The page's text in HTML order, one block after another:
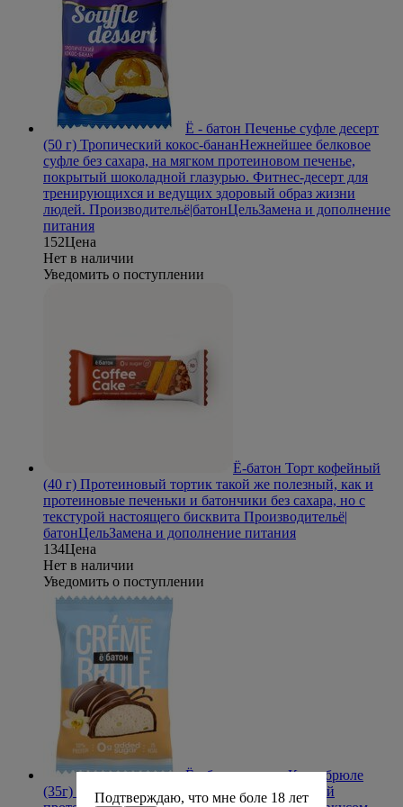
Ё - батон Печенье суфле десерт
(50 г) Тропический кокос-бананНежнейшее белковое
суфле без сахара, на мягком протеиновом печенье,
покрытый шоколадной глазурью. Фитнес-десерт для
тренирующихся и ведущих здоровый образ жизни
людей. Производительё|батонЦельЗамена и дополнение
питания
152Цена
Нет в наличии
Уведомить о поступлении
Ё-батон Торт кофейный
(40 г) Протеиновый тортик такой же полезный, как и
протеиновые печеньки и батончики без сахара, но с
текстурой настоящего бисквита Производительё|
батонЦельЗамена и дополнение питания
134Цена
Нет в наличии
Уведомить о поступлении
Ё - батон десерт Крем-брюле
(35г) Ваниль
Crème Brule Ё/батон – нежнейший
Подтверждаю, что мне боле 18 лет